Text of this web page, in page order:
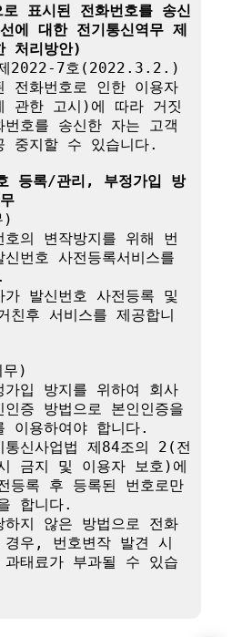
표시된 전화번호를 송신
에 대한 전기통신역무 제
처리방안)
제2022-7호(2022.3.2.)
전화번호로 인한 이용자
관한 고시)에 따라 거짓
번호를 송신한 자는 고객
중지할 수 있습니다.
등록/관리, 부정가입 방
)
의 변작방지를 위해 번
번호 사전등록서비스를
발신번호 사전등록 및
친후 서비스를 제공합니
)
입 방지를 위하여 회사
증 방법으로 본인인증을
이용하여야 합니다.
신사업법 제84조의 2(전
금지 및 이용자 보호)에
등록 후 등록된 번호로만
합니다.
지 않은 방법으로 전화
경우, 번호변작 발견 시
과태료가 부과될 수 있습